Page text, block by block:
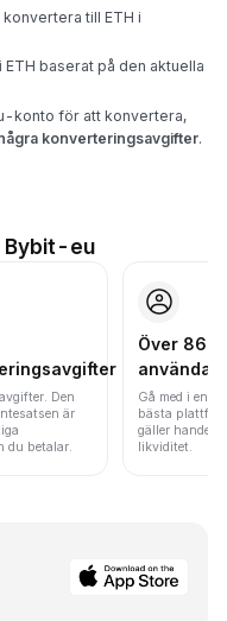
till ETH i
baserat på den aktuella
konto för att konvertera,
konverteringsavgifter.
Bybit-eu
Den
är
du betalar.
Över 86
Gå med i en
bästa
gäller
likviditet.